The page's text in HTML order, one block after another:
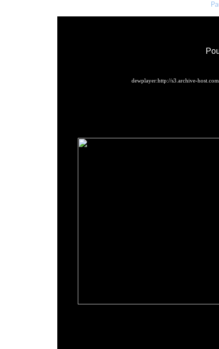
dewplayer:http://s3.archive-